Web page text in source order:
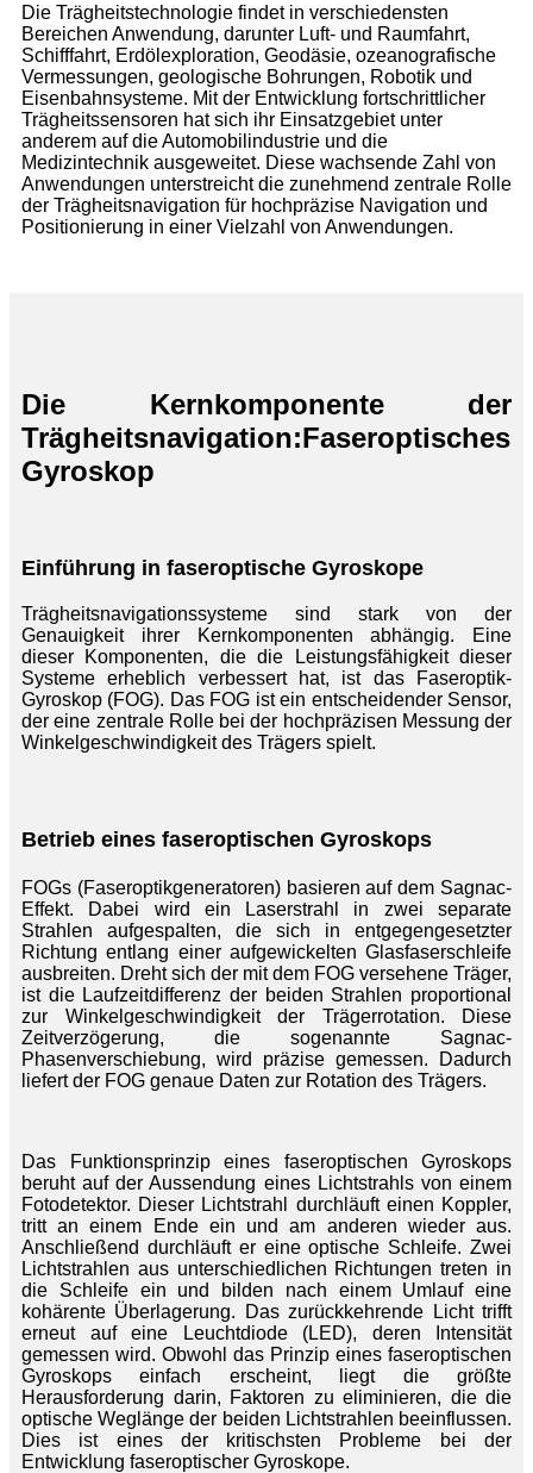
Die Trägheitstechnologie findet in verschiedensten
Bereichen Anwendung, darunter Luft- und Raumfahrt,
Schifffahrt, Erdölexploration, Geodäsie, ozeanografische
Vermessungen, geologische Bohrungen, Robotik und
Eisenbahnsysteme. Mit der Entwicklung fortschrittlicher
Trägheitssensoren hat sich ihr Einsatzgebiet unter
anderem auf die Automobilindustrie und die
Medizintechnik ausgeweitet. Diese wachsende Zahl von
Anwendungen unterstreicht die zunehmend zentrale Rolle
der Trägheitsnavigation für hochpräzise Navigation und
Positionierung in einer Vielzahl von Anwendungen.
Die Kernkomponente der
Trägheitsnavigation:Faseroptisches
Gyroskop
Einführung in faseroptische Gyroskope
Trägheitsnavigationssysteme sind stark von der
Genauigkeit ihrer Kernkomponenten abhängig. Eine
dieser Komponenten, die die Leistungsfähigkeit dieser
Systeme erheblich verbessert hat, ist das Faseroptik-
Gyroskop (FOG). Das FOG ist ein entscheidender Sensor,
der eine zentrale Rolle bei der hochpräzisen Messung der
Winkelgeschwindigkeit des Trägers spielt.
Betrieb eines faseroptischen Gyroskops
FOGs (Faseroptikgeneratoren) basieren auf dem Sagnac-
Effekt. Dabei wird ein Laserstrahl in zwei separate
Strahlen aufgespalten, die sich in entgegengesetzter
Richtung entlang einer aufgewickelten Glasfaserschleife
ausbreiten. Dreht sich der mit dem FOG versehene Träger,
ist die Laufzeitdifferenz der beiden Strahlen proportional
zur Winkelgeschwindigkeit der Trägerrotation. Diese
Zeitverzögerung, die sogenannte Sagnac-
Phasenverschiebung, wird präzise gemessen. Dadurch
liefert der FOG genaue Daten zur Rotation des Trägers.
Das Funktionsprinzip eines faseroptischen Gyroskops
beruht auf der Aussendung eines Lichtstrahls von einem
Fotodetektor. Dieser Lichtstrahl durchläuft einen Koppler,
tritt an einem Ende ein und am anderen wieder aus.
Anschließend durchläuft er eine optische Schleife. Zwei
Lichtstrahlen aus unterschiedlichen Richtungen treten in
die Schleife ein und bilden nach einem Umlauf eine
kohärente Überlagerung. Das zurückkehrende Licht trifft
erneut auf eine Leuchtdiode (LED), deren Intensität
gemessen wird. Obwohl das Prinzip eines faseroptischen
Gyroskops einfach erscheint, liegt die größte
Herausforderung darin, Faktoren zu eliminieren, die die
optische Weglänge der beiden Lichtstrahlen beeinflussen.
Dies ist eines der kritischsten Probleme bei der
Entwicklung faseroptischer Gyroskope.